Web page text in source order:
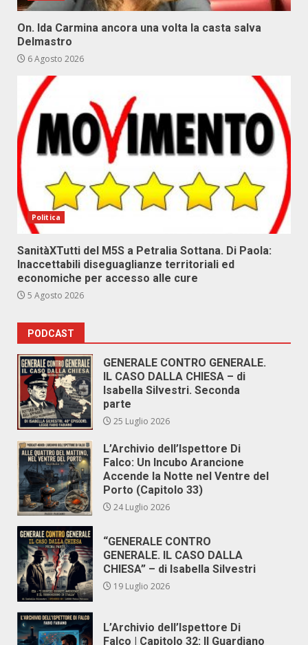
On. Ida Carmina ancora una volta la casta salva
Delmastro
6 Agosto 2026
Politica
SanitàXTutti del M5S a Petralia Sottana. Di Paola:
Inaccettabili diseguaglianze territoriali ed
economiche per accesso alle cure
5 Agosto 2026
PODCAST
GENERALE CONTRO GENERALE.
IL CASO DALLA CHIESA – di
Isabella Silvestri. Seconda
parte
25 Luglio 2026
L’Archivio dell’Ispettore Di
Falco: Un Incubo Arancione
Accende la Notte nel Ventre del
Porto (Capitolo 33)
24 Luglio 2026
“GENERALE CONTRO
GENERALE. IL CASO DALLA
CHIESA” – di Isabella Silvestri
19 Luglio 2026
L’Archivio dell’Ispettore Di
Falco | Capitolo 32: Il Guardiano